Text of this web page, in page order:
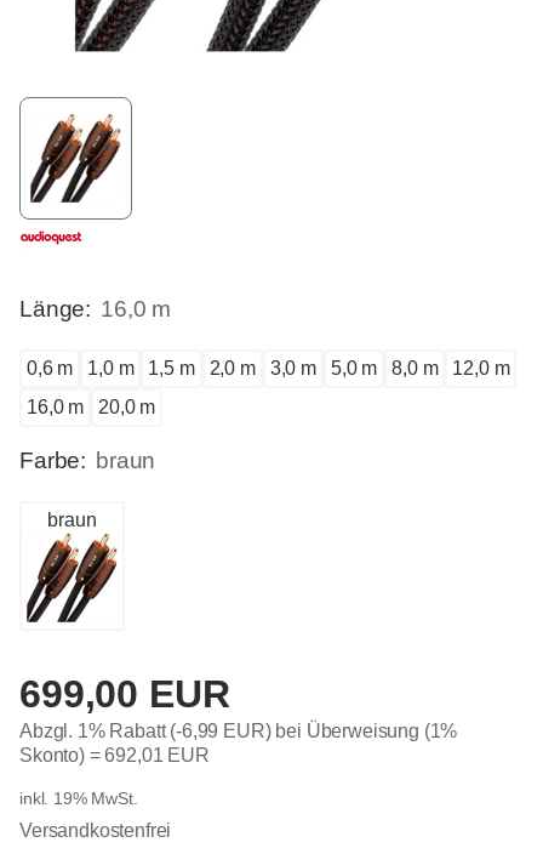
Länge: 16,0 m
0,6 m 1,0 m 1,5 m 2,0 m 3,0 m 5,0 m 8,0 m
12,0 m
16,0 m
20,0 m
Farbe: braun
braun
699,00 EUR
Abzgl. 1% Rabatt (-6,99 EUR) bei Überweisung (1%
Skonto) =692,01 EUR
inkl. 19% MwSt.
Versandkostenfrei